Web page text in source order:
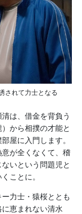
されて力士となる
は、借金を背負う
から相撲の才能と
屋に入門します。
が全くなくて、稽
いという問題児と
ことに。
力士・猿桜ととも
恵まれない清水